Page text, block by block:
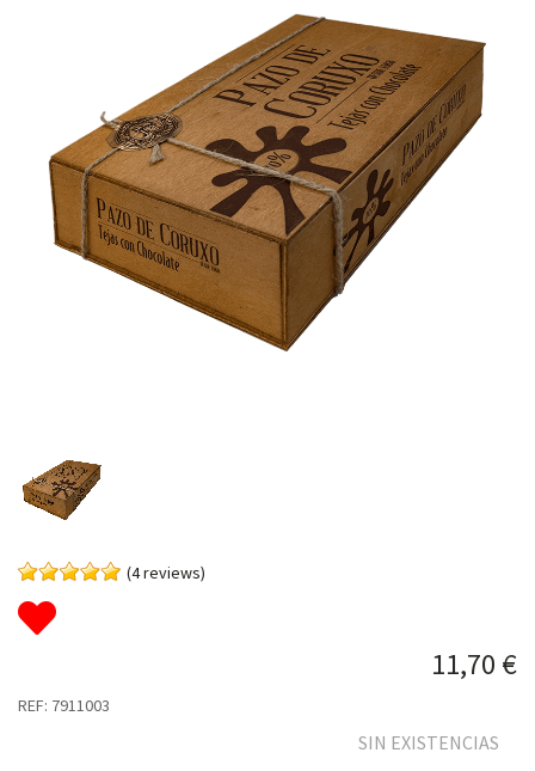
(4 reviews)
11,70 €
REF: 7911003
SIN EXISTENCIAS